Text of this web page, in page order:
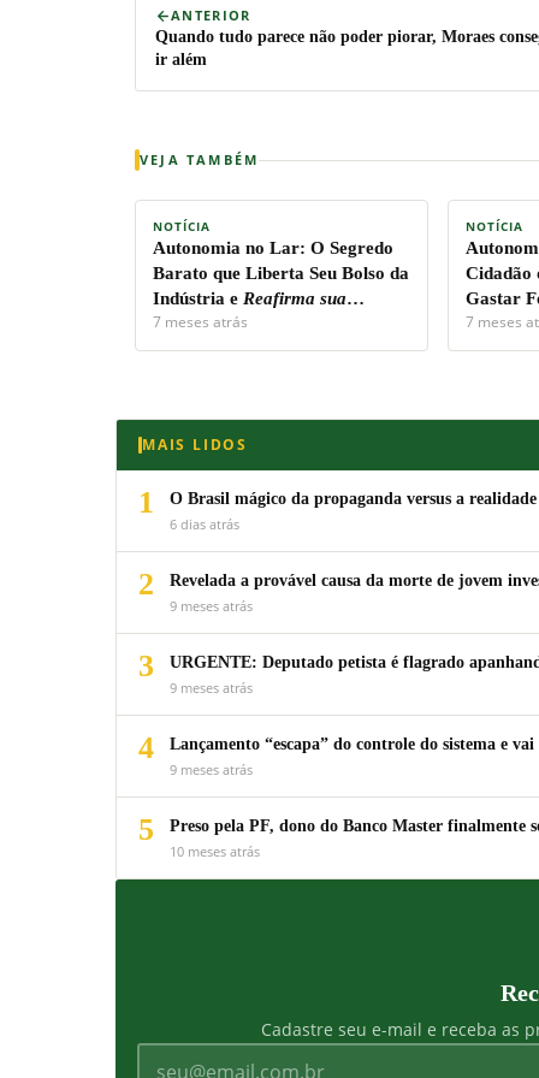
ANTERIOR
Quando tudo parece não poder piorar, Moraes
ir além
VEJA TAMBÉM
NOTÍCIA
Autonomia no Lar: O Segredo
Barato que Liberta Seu Bolso da
Indústria e Reafirma sua
Soberania Pessoal!
7 meses atrás
NOTÍCIA
Cidadão
Gastar
Capital.
7 meses
MAIS LIDOS
1
O Brasil mágico da propaganda versus a
6 dias atrás
2
Revelada a provável causa da morte de jovem
9 meses atrás
3
URGENTE: Deputado petista é flagrado
9 meses atrás
4
Lançamento “escapa” do controle do sistema e
9 meses atrás
5
Preso pela PF, dono do Banco Master finalmente
10 meses atrás
Cadastre seu e-mail e receba as